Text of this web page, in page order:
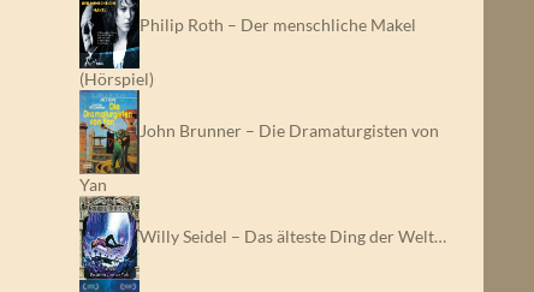
Philip Roth – Der menschliche Makel
(Hörspiel)
John Brunner – Die Dramaturgisten von
Yan
Willy Seidel – Das älteste Ding der Welt…